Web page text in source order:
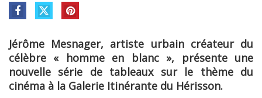
Jérôme Mesnager, artiste urbain créateur du
célèbre « homme en blanc », présente une
nouvelle série de tableaux sur le thème du
cinéma à la Galerie Itinérante du Hérisson.